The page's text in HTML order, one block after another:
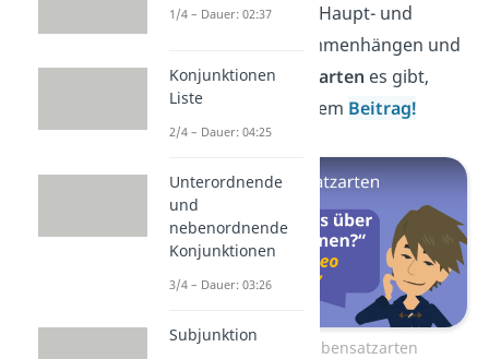
Nebensätzen. Wie Haupt- und
Nebensätze zusammenhängen und
welcheNebensatzarten es gibt,
erfährst du in diesem Beitrag!
Zum Video: Nebensatzarten
1/4 – Dauer: 02:37
Konjunktionen
Liste
2/4 – Dauer: 04:25
Unterordnende
und
nebenordnende
Konjunktionen
3/4 – Dauer: 03:26
Subjunktion